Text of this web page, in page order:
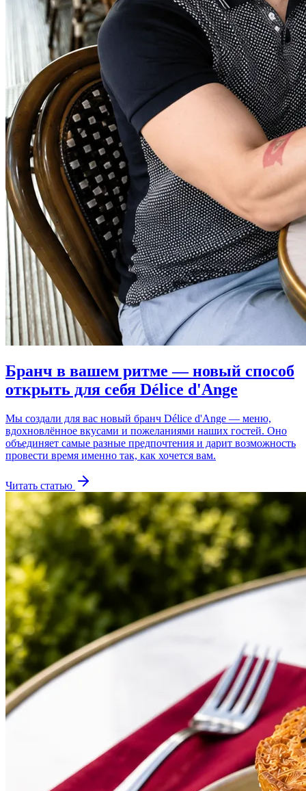
Бранч в вашем ритме — новый способ
открыть для себя Délice d'Ange
Мы создали для вас новый бранч Délice d'Ange — меню,
вдохновлённое вкусами и пожеланиями наших гостей. Оно
объединяет самые разные предпочтения и дарит возможность
провести время именно так, как хочется вам.
Читать статью